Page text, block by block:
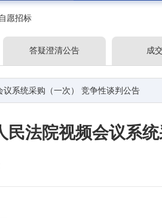
愿招标
答疑澄清公告 成
议系统采购（一次） 竞争性谈判公告
民法院视频会议系